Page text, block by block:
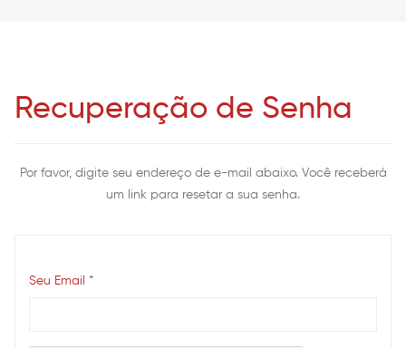
Recuperação de Senha
Por favor, digite seu endereço de e-mail abaixo. Você receberá
um link para resetar a sua senha.
Seu Email *